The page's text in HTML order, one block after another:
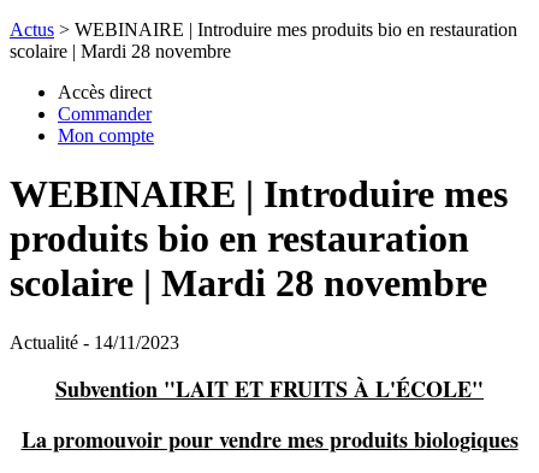
Actus > WEBINAIRE | Introduire mes produits bio en restauration
scolaire | Mardi 28 novembre
Accès direct
Commander
Mon compte
WEBINAIRE | Introduire mes
produits bio en restauration
scolaire | Mardi 28 novembre
Actualité - 14/11/2023
Subvention "LAIT ET FRUITS À L'ÉCOLE"
La promouvoir pour vendre mes produits biologiques